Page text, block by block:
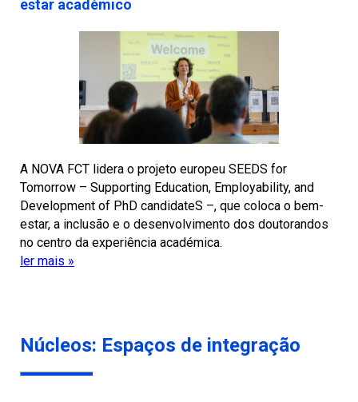
estar académico
A NOVA FCT lidera o projeto europeu SEEDS for
Tomorrow – Supporting Education, Employability, and
Development of PhD candidateS –, que coloca o bem-
estar, a inclusão e o desenvolvimento dos doutorandos
no centro da experiência académica.
ler mais »
Núcleos: Espaços de integração